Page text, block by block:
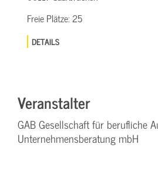
Freie Plätze:25
DETAILS
Veranstalter
GAB Gesellschaft für berufliche
Unternehmensberatung mbH